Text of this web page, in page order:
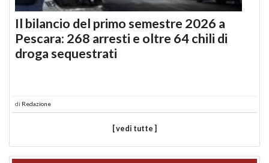
Il bilancio del primo semestre 2026 a
Pescara: 268 arresti e oltre 64 chili di
droga sequestrati
di Redazione
[ vedi tutte ]